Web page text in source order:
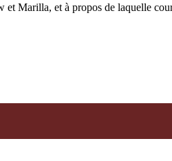
Marilla, et à propos de laquelle